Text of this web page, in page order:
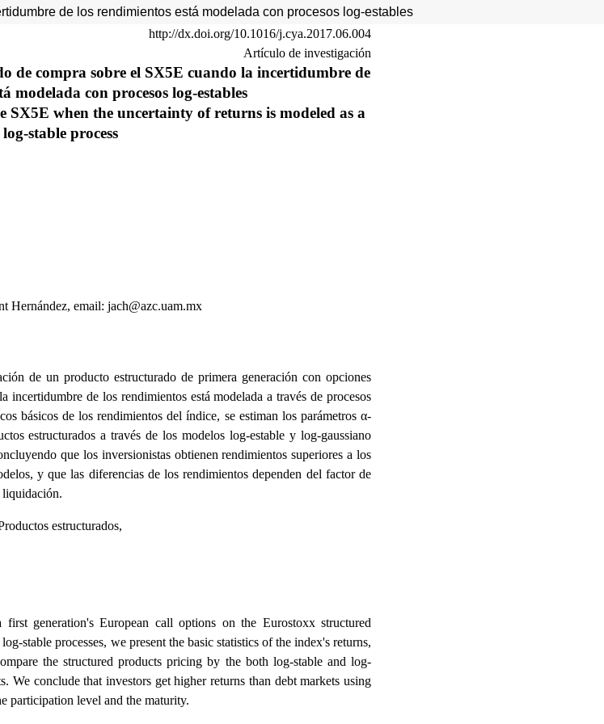
de los rendimientos está modelada con procesos log-estables